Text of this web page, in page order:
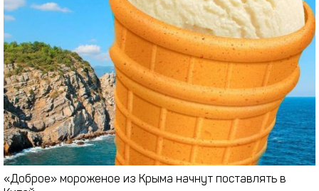
«Доброе» мороженое из Крыма начнут поставлять в